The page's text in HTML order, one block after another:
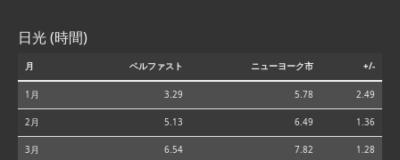
日光 (時間)
月 ベルファスト ニューヨーク市 +/-
1月 3.29 5.78 2.49
2月 5.13 6.49 1.36
3月 6.54 7.82 1.28